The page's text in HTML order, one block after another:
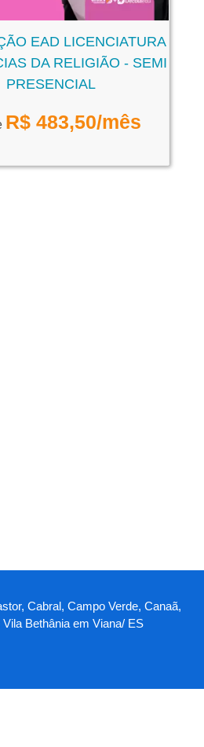
EAD LICENCIATURA
DA RELIGIÃO - SEMI
PRESENCIAL
R$ 483,50/mês
Cabral, Campo Verde, Canaã,
Bethânia em Viana/ ES